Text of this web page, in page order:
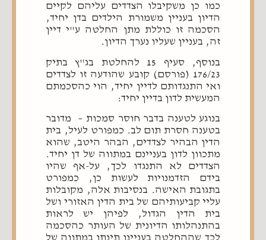
כמו כן משקיבלו הצדדים עליהם לקיים
הדיון בעניין משמורת הילדים בדן יחיד,
הסכמה זו כוללת מתן החלטה ע"י דיין
זה, בעניין שעליו נערך הדיון.
בנוסף, סעיף 15 להחלטת בג"ץ בתיק
176/23 (פורסם) קובע שהודעה זו לצדדים
ואי התנגדותם לדיין יחיד, הוי כהסכמתם
המעשית לדון בדיין יחיד:
בנוגע לטענה בדבר חוסר סמכות – מדובר
בטענה חסרת תום לב. כמפורט לעיל, בית
הדין הבהיר לצדדים, הבהר היטב, שהוא
מתכוון לדון בעניינם במתווה של דן יחיד.
הצדדים לא התנגדו לכך, על-אף שהיו
בידם הזדמנויות לעשות כן, כמפורט
בתגובת האישה. בנסיבות אלה, מקובלות
עליי קביעותיהם של בית הדין האזורי ושל
בית הדין הגדול, לפיהן יש לראות
בהתנהלותו הדיונית של העותר כהסכמה
לכך שההחלטה בעניינו תינתן במתווה של